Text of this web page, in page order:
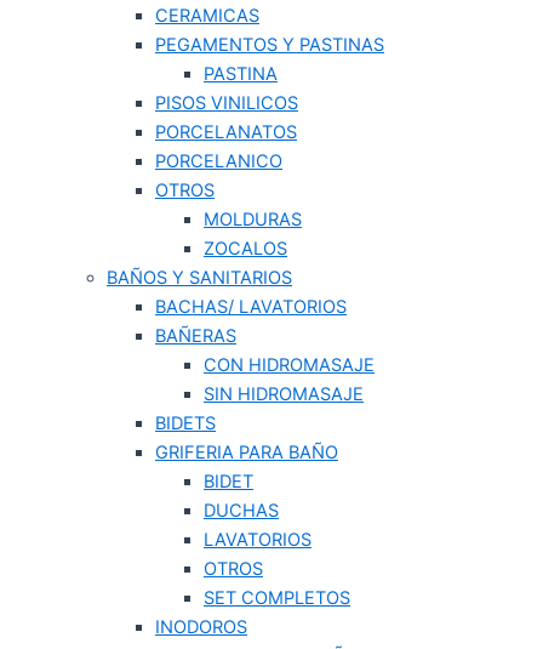
CERAMICAS
PEGAMENTOS Y PASTINAS
PASTINA
PISOS VINILICOS
PORCELANATOS
PORCELANICO
OTROS
MOLDURAS
ZOCALOS
BAÑOS Y SANITARIOS
BACHAS/ LAVATORIOS
BAÑERAS
CON HIDROMASAJE
SIN HIDROMASAJE
BIDETS
GRIFERIA PARA BAÑO
BIDET
DUCHAS
LAVATORIOS
OTROS
SET COMPLETOS
INODOROS